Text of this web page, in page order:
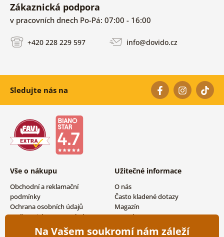
Zákaznická podpora
v pracovních dnech Po-Pá: 07:00 - 16:00
+420 228 229 597 info@dovido.cz
Sledujte nás na
Vše o nákupu
Obchodní a reklamační
podmínky
Ochrana osobních údajů
Možnosti dopravy a platby
Vrácení zboží
Užitečné informace
O nás
Často kladené dotazy
Magazín
Kontakty
Velkoobchodní spolupráce
Na Vašem soukromí nám záleží